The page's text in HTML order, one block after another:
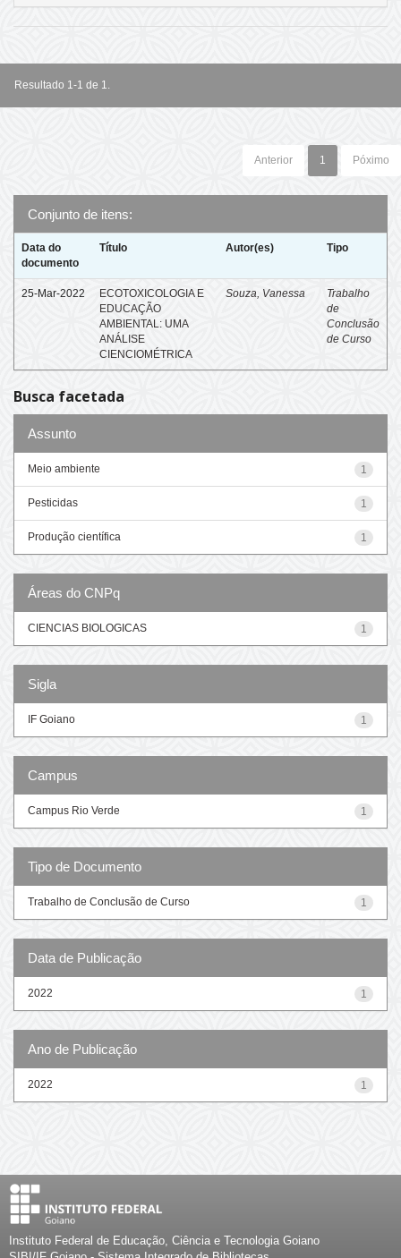
Resultado 1-1 de 1.
Anterior 1 Póximo
Conjunto de itens:
Data do
documento
Título Autor(es) Tipo
25-Mar-2022
ECOTOXICOLOGIA E
EDUCAÇÃO
AMBIENTAL: UMA
ANÁLISE
CIENCIOMÉTRICA
Souza, Vanessa
Trabalho
de
Conclusão
de Curso
Busca facetada
Assunto
1
Meio ambiente
1
Pesticidas
1
Produção científica
Áreas do CNPq
1
CIENCIAS BIOLOGICAS
Sigla
1
IF Goiano
Campus
1
Campus Rio Verde
Tipo de Documento
1
Trabalho de Conclusão de Curso
Data de Publicação
1
2022
Ano de Publicação
1
2022
Instituto Federal de Educação, Ciência e Tecnologia Goiano